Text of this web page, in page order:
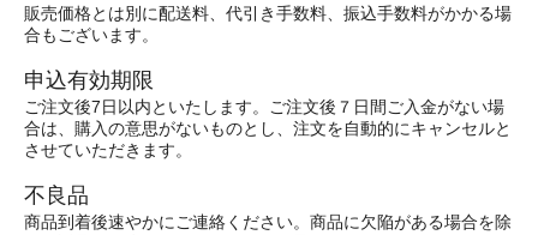
販売価格とは別に配送料、代引き手数料、振込手数料がかかる場
合もございます。
申込有効期限
ご注文後7日以内といたします。ご注文後７日間ご入金がない場
合は、購入の意思がないものとし、注文を自動的にキャンセルと
させていただきます。
不良品
商品到着後速やかにご連絡ください。商品に欠陥がある場合を除